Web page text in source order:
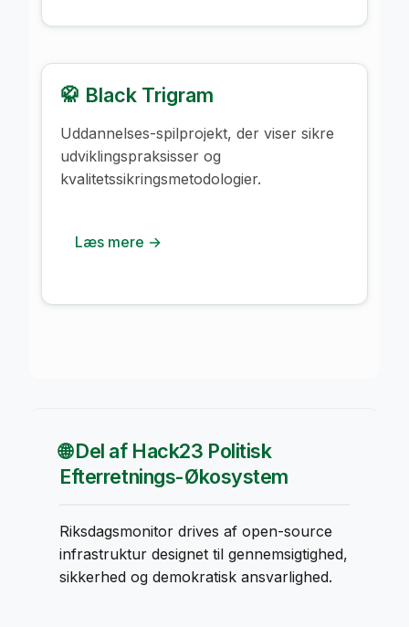
🥋 Black Trigram
Uddannelses-spilprojekt, der viser sikre
udviklingspraksisser og
kvalitetssikringsmetodologier.
Læs mere →
🌐 Del af Hack23 Politisk
Efterretnings-Økosystem
Riksdagsmonitor drives af open-source
infrastruktur designet til gennemsigtighed,
sikkerhed og demokratisk ansvarlighed.